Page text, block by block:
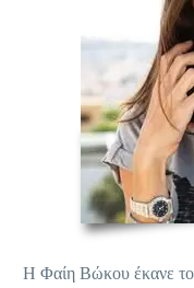
Η Φαίη Βώκου έκανε το